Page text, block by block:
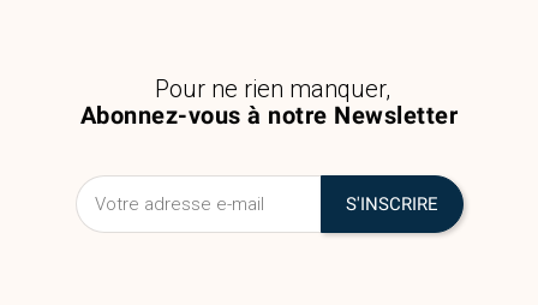
Abonnez-vous à notre Newsletter
Pour ne rien manquer,